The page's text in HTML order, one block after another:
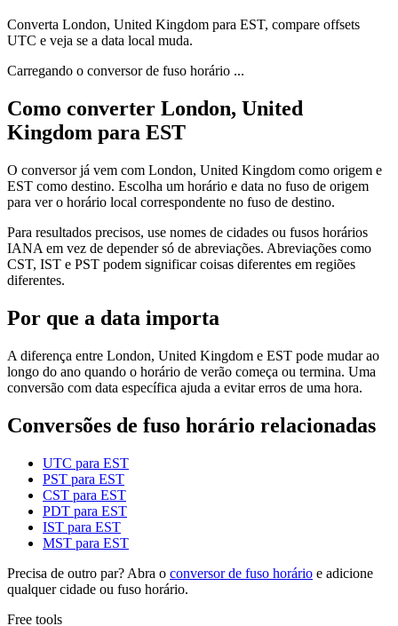
Converta London, United Kingdom para EST, compare offsets
UTC e veja se a data local muda.
Carregando o conversor de fuso horário ...
Como converter London, United
Kingdom para EST
O conversor já vem com London, United Kingdom como origem e
EST como destino. Escolha um horário e data no fuso de origem
para ver o horário local correspondente no fuso de destino.
Para resultados precisos, use nomes de cidades ou fusos horários
IANA em vez de depender só de abreviações. Abreviações como
CST, IST e PST podem significar coisas diferentes em regiões
diferentes.
Por que a data importa
A diferença entre London, United Kingdom e EST pode mudar ao
longo do ano quando o horário de verão começa ou termina. Uma
conversão com data específica ajuda a evitar erros de uma hora.
Conversões de fuso horário relacionadas
UTC para EST
PST para EST
CST para EST
PDT para EST
IST para EST
MST para EST
Precisa de outro par? Abra o conversor de fuso horário e adicione
qualquer cidade ou fuso horário.
Free tools